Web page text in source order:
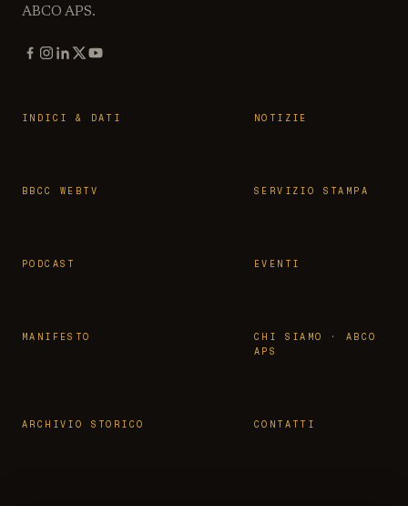
ABCO APS.
INDICI & DATI NOTIZIE
BBCC WEBTV SERVIZIO STAMPA
PODCAST EVENTI
MANIFESTO
CHI SIAMO · ABCO
APS
ARCHIVIO STORICO CONTATTI